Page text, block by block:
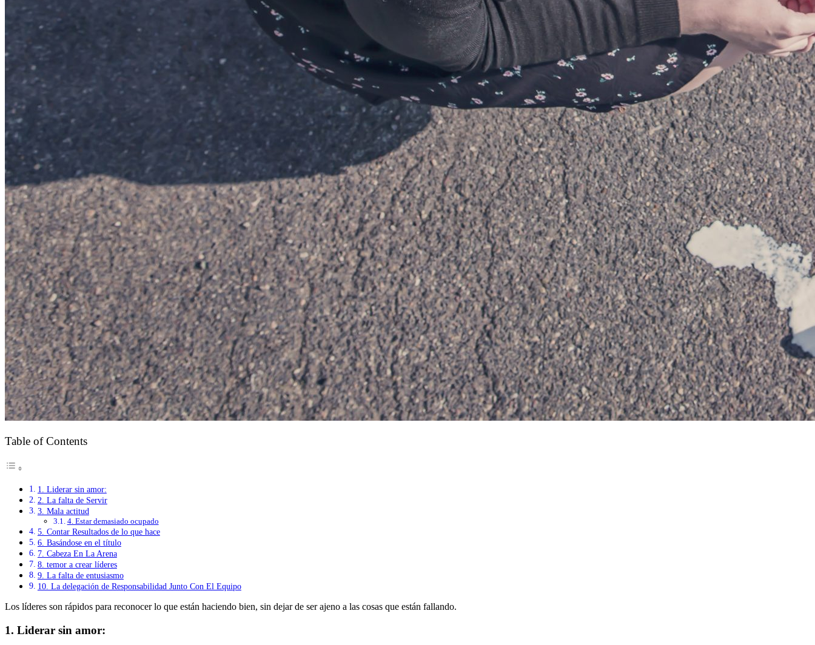
Table of Contents
1. Liderar sin amor:
2. La falta de Servir
3. Mala actitud
4. Estar demasiado ocupado
5. Contar Resultados de lo que hace
6. Basándose en el título
7. Cabeza En La Arena
8. temor a crear líderes
9. La falta de entusiasmo
10. La delegación de Responsabilidad Junto Con El Equipo
Los líderes son rápidos para reconocer lo que están haciendo bien, sin dejar de ser ajeno a las cosas que están fallando.
1. Liderar sin amor: